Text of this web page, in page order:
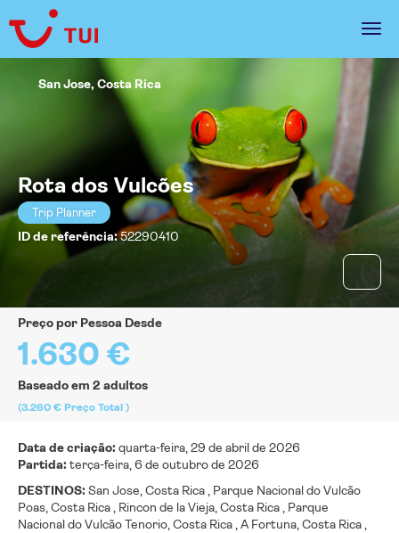
Rota dos Vulcões
Trip Planner
ID de referência:52290410
San Jose, Costa Rica
Preço por Pessoa Desde
1.630 €
Baseado em 2 adultos
(3.260 € Preço Total )
Data de criação:quarta-feira, 29 de abril de 2026
Partida:terça-feira, 6 de outubro de 2026
DESTINOS:San Jose, Costa Rica , Parque Nacional do Vulcão
Poas, Costa Rica , Rincon de la Vieja, Costa Rica , Parque
Nacional do Vulcão Tenorio, Costa Rica , A Fortuna, Costa Rica ,